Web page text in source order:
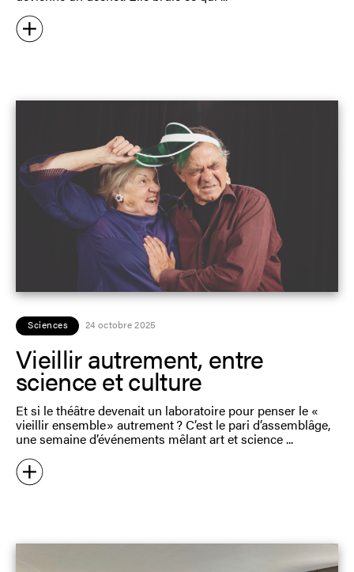
Sciences 24 octobre 2025
Vieillir autrement, entre
science et culture
Et si le théâtre devenait un laboratoire pour penser le «
vieillir ensemble » autrement ? C’est le pari d’assemblâge,
une semaine d’événements mêlant art et science